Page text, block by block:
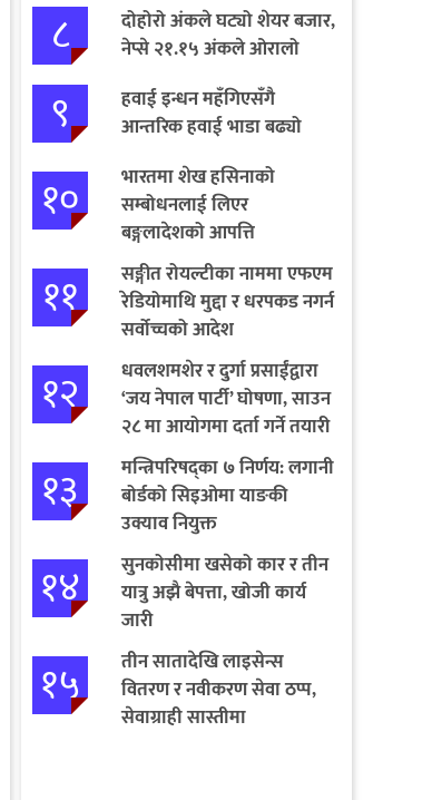
८
दोहोरो अंकले घट्यो शेयर बजार,
नेप्से २१.१५ अंकले ओरालो
९
हवाई इन्धन महँगिएसँगै
आन्तरिक हवाई भाडा बढ्यो
१०
भारतमा शेख हसिनाको
सम्बोधनलाई लिएर
बङ्गलादेशको आपत्ति
११
सङ्गीत रोयल्टीका नाममा एफएम
रेडियोमाथि मुद्दा र धरपकड नगर्न
सर्वोच्चको आदेश
१२
धवलशमशेर र दुर्गा प्रसाईंद्वारा
‘जय नेपाल पार्टी’ घोषणा, साउन
२८ मा आयोगमा दर्ता गर्ने तयारी
१३
मन्त्रिपरिषद्का ७ निर्णय: लगानी
बोर्डको सिइओमा याङकी
उक्याव नियुक्त
१४
सुनकोसीमा खसेको कार र तीन
यात्रु अझै बेपत्ता, खोजी कार्य
जारी
१५
तीन सातादेखि लाइसेन्स
वितरण र नवीकरण सेवा ठप्प,
सेवाग्राही सास्तीमा